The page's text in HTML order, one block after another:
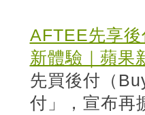
AFTEE先享
新體驗｜蘋果
先買後付（
付」，宣布再